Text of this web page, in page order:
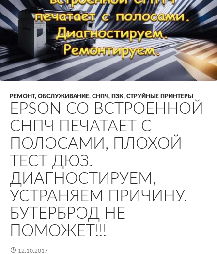
РЕМОНТ, ОБСЛУЖИВАНИЕ, СНПЧ, ПЗК, СТРУЙНЫЕ ПРИНТЕРЫ
EPSON СО ВСТРОЕННОЙ
СНПЧ ПЕЧАТАЕТ С
ПОЛОСАМИ, ПЛОХОЙ
ТЕСТ ДЮЗ.
ДИАГНОСТИРУЕМ,
УСТРАНЯЕМ ПРИЧИНУ.
БУТЕРБРОД НЕ
ПОМОЖЕТ!!!
12.10.2017